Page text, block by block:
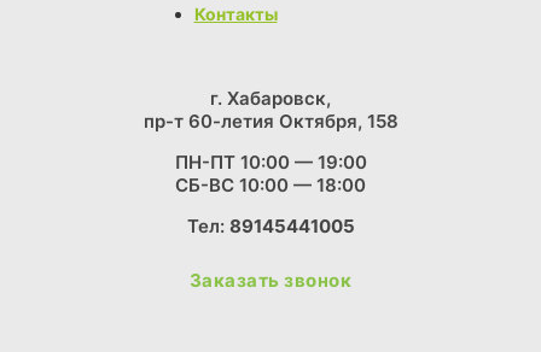
Контакты
г. Хабаровск,
пр-т 60-летия Октября, 158
ПН-ПТ 10:00 — 19:00
СБ-ВС 10:00 — 18:00
Тел: 89145441005
Заказать звонок